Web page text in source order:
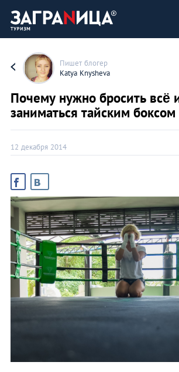
Пишет блогер
Katya Knysheva
Почему нужно бросить всё
заниматься тайским
12 декабря 2014